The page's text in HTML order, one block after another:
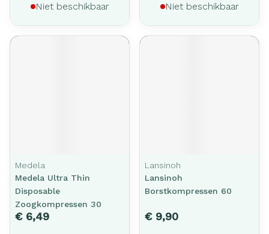
Niet beschikbaar Niet beschikbaar
Medela
Medela Ultra Thin
Disposable
Zoogkompressen 30
€ 6,49
Lansinoh
Lansinoh
Borstkompressen 60
€ 9,90